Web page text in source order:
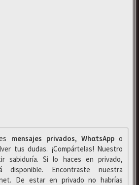
mensajes privados, WhαtsAppo
tus dudas. ¡Compártelas! Nuestro
sabiduría. Si lo haces en privado,
disponible. Encontraste nuestra
De estar en privado no habrías